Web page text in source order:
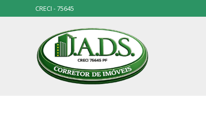
CRECI - 75645